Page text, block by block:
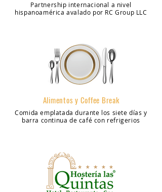
Partnership internacional a nivel
hispanoamérica avalado por RC Group LLC
Alimentos y Coffee Break
Comida emplatada durante los siete días y
barra continua de café con refrigerios